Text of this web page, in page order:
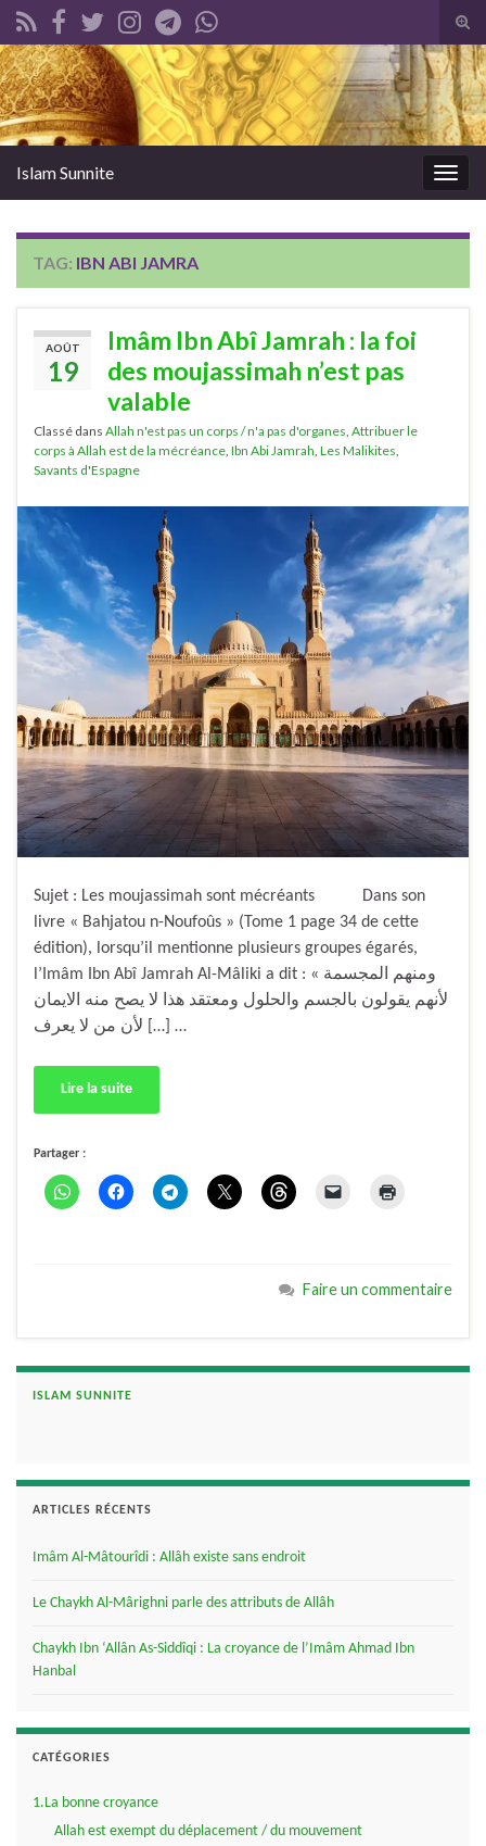
Search for:
Islam Sunnite
TAG: IBN ABI JAMRA
AOÛT
19
Imâm Ibn Abî Jamrah : la foi
des moujassimah n’est pas
valable
Classé dans Allah n'est pas un corps / n'a pas d'organes Attribuer le
corps à Allah est de la mécréance Ibn Abi Jamrah Les Malikites
Savants d'Espagne
Sujet : Les moujassimah sont mécréants Dans son
livre « Bahjatou n-Noufoûs » (Tome 1 page 34 de cette
édition), lorsqu’il mentionne plusieurs groupes égarés,
l’Imâm Ibn Abî Jamrah Al-Mâliki a dit : « ومنهم المجسمة
لأنهم يقولون بالجسم والحلول ومعتقد هذا لا يصح منه الايمان
[…] لأن من لا يعرف …
Lire la suite
Partager :
Faire un commentaire
ISLAM SUNNITE
ARTICLES RÉCENTS
Imâm Al-Mâtourîdi : Allâh existe sans endroit
Le Chaykh Al-Mârighni parle des attributs de Allâh
Chaykh Ibn ‘Allân As-Siddîqi : La croyance de l’Imâm Ahmad Ibn
Hanbal
CATÉGORIES
1.La bonne croyance
Allah est exempt du déplacement / du mouvement